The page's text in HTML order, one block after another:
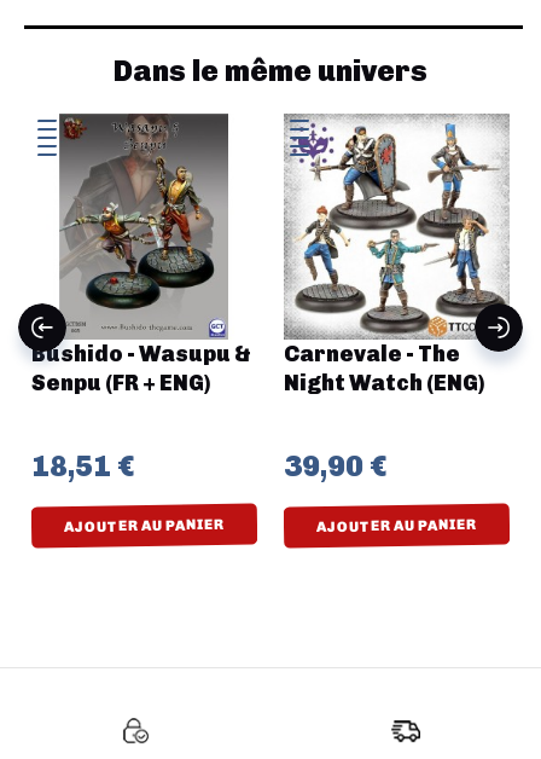
Dans le même univers
Bushido - Wasupu &
Senpu (FR + ENG)
18,51 €
AJOUTER AU PANIER
Carnevale - The
Night Watch (ENG)
39,90 €
AJOUTER AU PANIER